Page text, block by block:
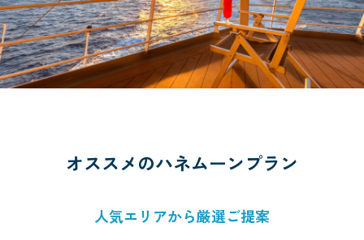
オススメのハネムーンプラン
人気エリアから厳選ご提案